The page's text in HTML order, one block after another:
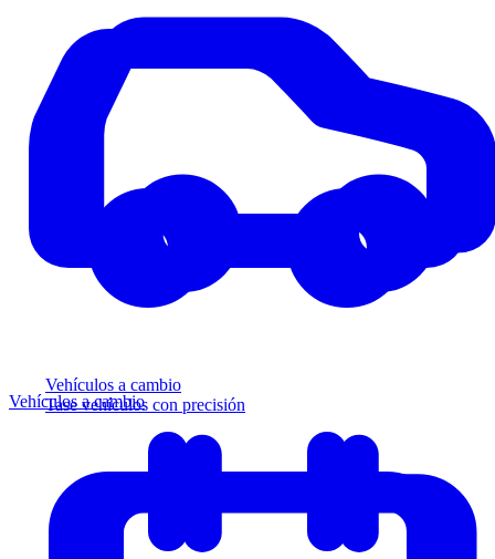
Vehículos a cambio
Tase vehículos con precisión
Vehículos a cambio